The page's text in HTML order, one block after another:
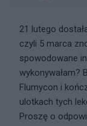
21 lutego
czyli 5 marca
spowodowane
wykonywałam?
Flumycon i
ulotkach tych
Proszę o